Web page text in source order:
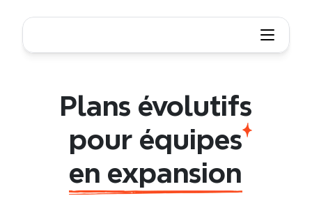
plans
Plans évolutifs
pour équipes
en expansion